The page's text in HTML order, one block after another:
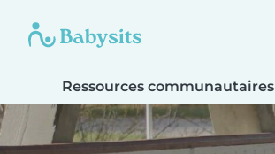
Ressources communautaires